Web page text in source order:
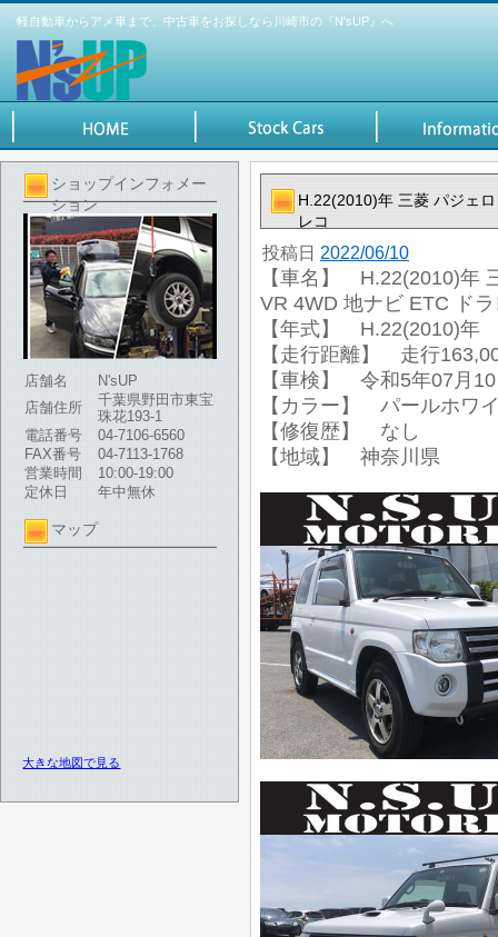
軽自動車からアメ車まで、中古車をお探しなら川崎市の『N'sUP』へ
ショップインフォメー
ション
店舗名
N'sUP
店舗住所
千葉県野田市東宝
珠花193-1
電話番号
04-7106-6560
FAX番号
04-7113-1768
営業時間
10:00-19:00
定休日
年中無休
マップ
大きな地図で見る
H.22(2010)年 三菱 パジェ
レコ
投稿日 2022/06/10
【車名】 H.22(2010)年
VR 4WD 地ナビ ETC ド
【年式】 H.22(2010)年
【走行距離】 走行
【車検】 令和5年07月
【カラー】 パールホワ
【修復歴】 なし
【地域】 神奈川県